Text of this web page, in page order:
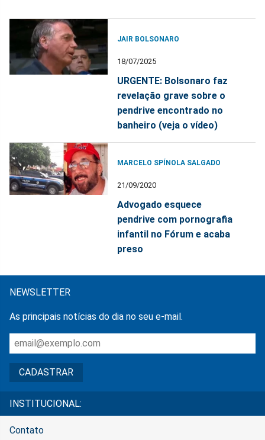
JAIR BOLSONARO
18/07/2025
URGENTE: Bolsonaro faz
revelação grave sobre o
pendrive encontrado no
banheiro (veja o vídeo)
MARCELO SPÍNOLA SALGADO
21/09/2020
Advogado esquece
pendrive com pornografia
infantil no Fórum e acaba
preso
NEWSLETTER
As principais notícias do dia no seu e-mail.
INSTITUCIONAL:
Contato